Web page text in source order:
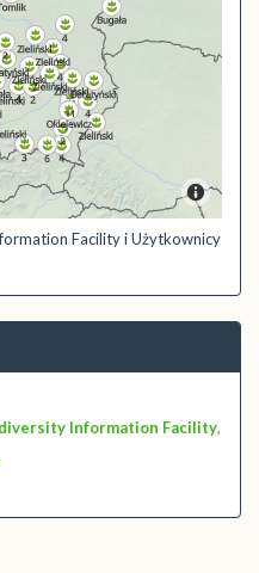
Facility i Użytkownicy
Information Facility,